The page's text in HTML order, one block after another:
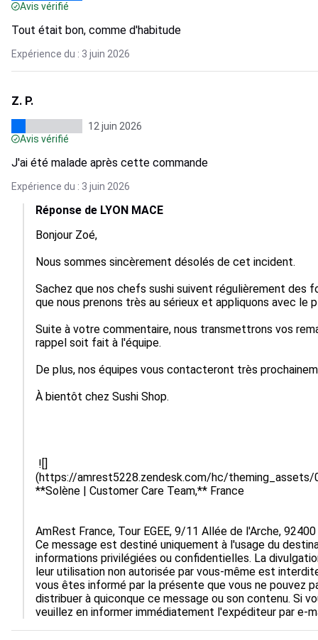
Avis vérifié
Tout était bon, comme d'habitude
Expérience du : 3 juin 2026
Z. P.
12 juin 2026
Avis vérifié
J'ai été malade après cette commande
Expérience du : 3 juin 2026
Réponse de LYON MACE
Bonjour Zoé,
Nous sommes sincèrement désolés de cet incident.
Sachez que nos chefs sushi suivent régulièrement des
que nous prenons très au sérieux et appliquons avec le
Suite à votre commentaire, nous transmettrons vos
rappel soit fait à l'équipe.
De plus, nos équipes vous contacteront très
À bientôt chez Sushi Shop.
(https://amrest5228.zendesk.com/hc/theming_assets/
**Solène | Customer Care Team,** France
AmRest France, Tour EGEE, 9/11 Allée de l'Arche, 92400
Ce message est destiné uniquement à l'usage du
informations privilégiées ou confidentielles. La
leur utilisation non autorisée par vous-même est
vous êtes informé par la présente que vous ne pouvez
distribuer à quiconque ce message ou son contenu. Si
veuillez en informer immédiatement l'expéditeur par e-